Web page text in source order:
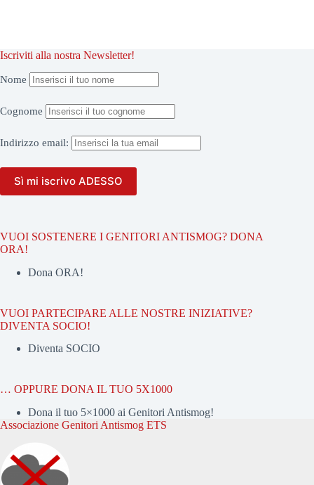
Iscriviti alla nostra Newsletter!
Nome
Cognome
Indirizzo email:
VUOI SOSTENERE I GENITORI ANTISMOG? DONA
ORA!
Dona ORA!
VUOI PARTECIPARE ALLE NOSTRE INIZIATIVE?
DIVENTA SOCIO!
Diventa SOCIO
… OPPURE DONA IL TUO 5X1000
Dona il tuo 5×1000 ai Genitori Antismog!
Associazione Genitori Antismog ETS